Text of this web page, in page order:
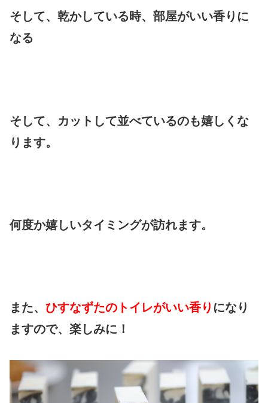
そして、乾かしている時、部屋がいい香りに
なる
そして、カットして並べているのも嬉しくな
ります。
何度か嬉しいタイミングが訪れます。
また、 ひすなずたのトイレがいい香り になり
ますので、楽しみに！